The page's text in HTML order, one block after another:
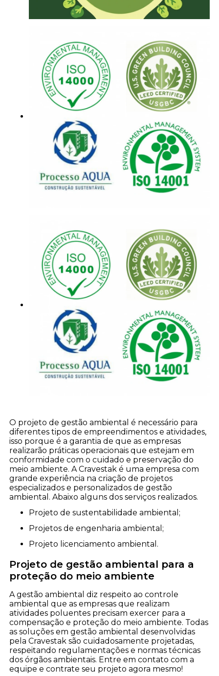
O projeto de gestão ambiental é necessário para
diferentes tipos de empreendimentos e atividades,
isso porque é a garantia de que as empresas
realizarão práticas operacionais que estejam em
conformidade com o cuidado e preservação do
meio ambiente. A Cravestak é uma empresa com
grande experiência na criação de projetos
especializados e personalizados de gestão
ambiental. Abaixo alguns dos serviços realizados.
projeto de sustentabilidade ambiental;
projetos de engenharia ambiental;
projeto licenciamento ambiental.
Projeto de gestão ambiental para a
proteção do meio ambiente
A gestão ambiental diz respeito ao controle
ambiental que as empresas que realizam
atividades poluentes precisam exercer para a
compensação e proteção do meio ambiente. Todas
as soluções em gestão ambiental desenvolvidas
pela Cravestak são cuidadosamente projetadas,
respeitando regulamentações e normas técnicas
dos órgãos ambientais. Entre em contato com a
equipe e contrate seu projeto agora mesmo!